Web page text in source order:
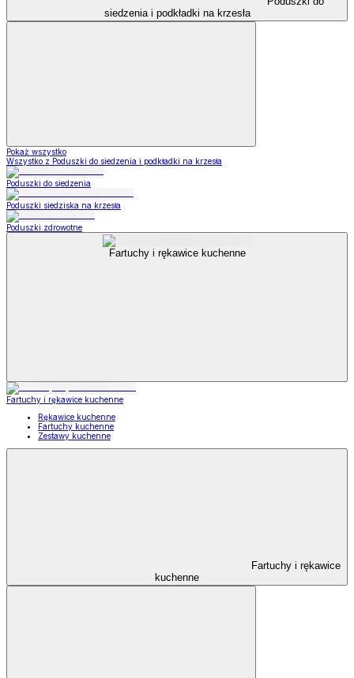
siedzenia i podkładki na krzesła
Pokaż wszystko
Wszystko z Poduszki do siedzenia i podkładki na krzesła
Poduszki do siedzenia
Poduszki siedziska na krzesła
Poduszki zdrowotne
Fartuchy i rękawice kuchenne
Fartuchy i rękawice kuchenne
Rękawice kuchenne
Fartuchy kuchenne
Zestawy kuchenne
Fartuchy i rękawice
kuchenne